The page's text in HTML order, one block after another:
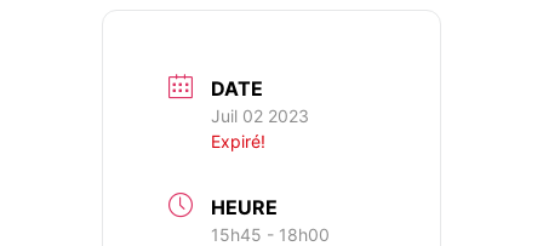
DATE
Juil 02 2023
Expiré!
HEURE
15h45 - 18h00